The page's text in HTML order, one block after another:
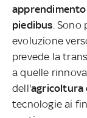
piedibus .
evoluzione
prevede la
a quelle
dell'agricoltura
tecnologie ai